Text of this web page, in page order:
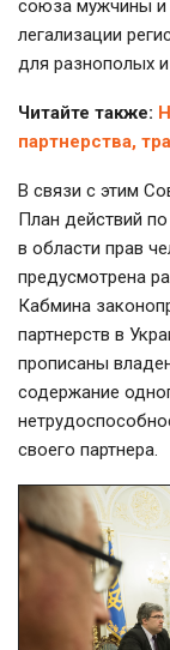
союза мужчины и
легализации
для разнополых
Читайте также:
партнерства,
В связи с этим
План действий
в области прав
предусмотрена
Кабмина
партнерств в
прописаны
содержание
своего партнера.